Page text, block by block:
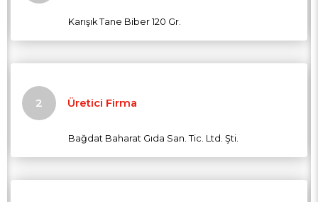
Karışık Tane Biber 120 Gr.
Üretici Firma
Bağdat Baharat Gıda San. Tic. Ltd. Şti.